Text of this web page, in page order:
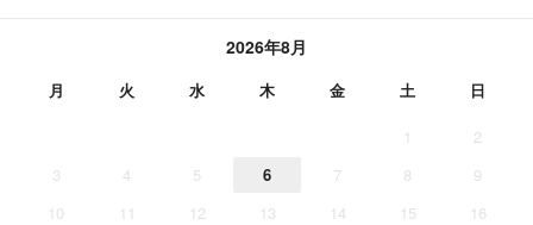
2026年8月
月 火 水 木 金 土 日
1
2
3
4 5 6 7 8
9
10
11 12 13 14 15
16